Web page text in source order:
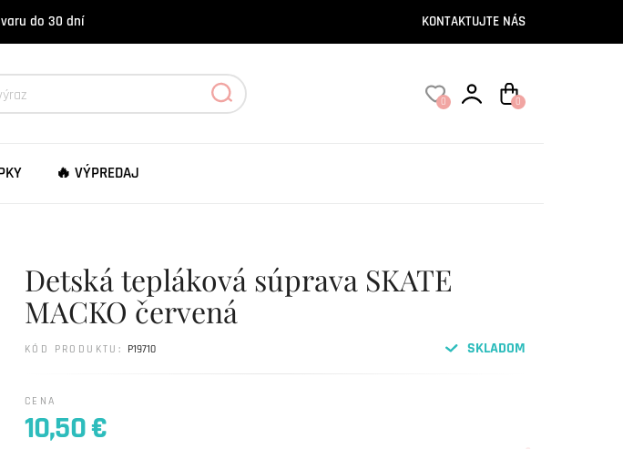
do 30 dní KONTAKTUJTE NÁS
0 0
🔥 VÝPREDAJ
Detská tepláková súprava SKATE
MACKO červená
SKLADOM
KÓD PRODUKTU: P19710
CENA
10,50 €